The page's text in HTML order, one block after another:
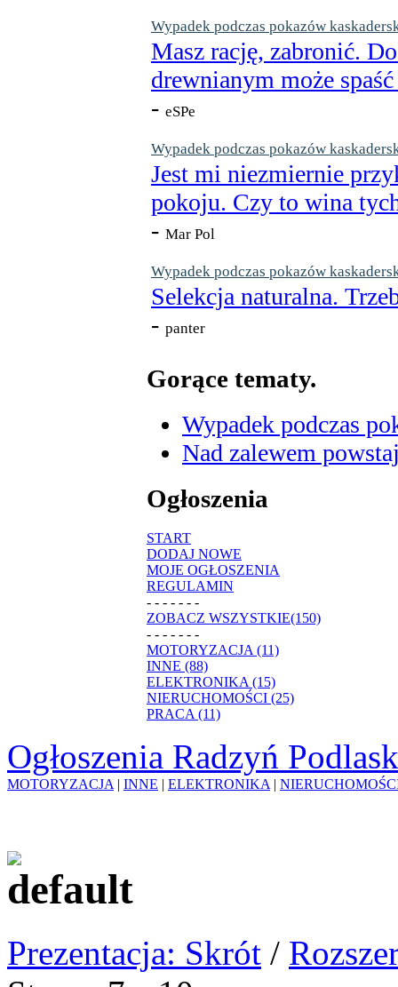
Wypadek podczas pokazów
Masz rację, zabronić.
drewnianym może
- eSPe
Wypadek podczas pokazów
Jest mi niezmiernie
pokoju. Czy to wina
- Mar Pol
Wypadek podczas pokazów
Selekcja naturalna.
- panter
Gorące tematy.
Wypadek podczas
Nad zalewem
Ogłoszenia
START
DODAJ NOWE
MOJE OGŁOSZENIA
REGULAMIN
- - - - - - -
ZOBACZ WSZYSTKIE(150)
- - - - - - -
MOTORYZACJA (11)
INNE (88)
ELEKTRONIKA (15)
NIERUCHOMOŚCI (25)
PRACA (11)
Ogłoszenia Radzyń
MOTORYZACJA | INNE | ELEKTRONIKA |
Prezentacja: Skrót /